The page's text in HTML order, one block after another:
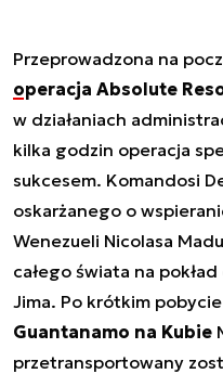
Przeprowadzona na
operacja Absolute
w działaniach
kilka godzin operacja
sukcesem. Komandosi
oskarżanego o
Wenezueli Nicolasa
całego świata na
Jima. Po krótkim
Guantanamo na Kubie
przetransportowany